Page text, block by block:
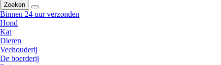
Zoeken
Binnen 24 uur verzonden
Hond
Kat
Dieren
Veehouderij
De boerderij